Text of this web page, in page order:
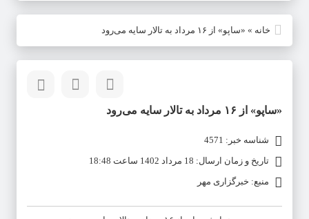
خانه » «ساپو» از ۱۶ مرداد به تالار سایه می‌رود
«ساپو» از ۱۶ مرداد به تالار سایه می‌رود
شناسه خبر: 4571
تاریخ و زمان ارسال: 18 مرداد 1402 ساعت 18:48
منبع: خبرگزاری مهر